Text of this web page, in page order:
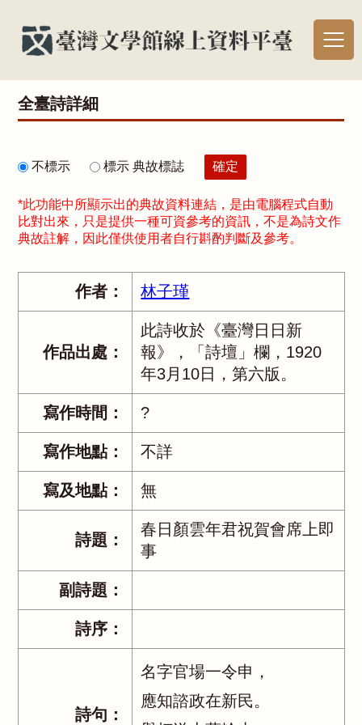
全臺詩詳細
不標示 標示 典故標誌
*此功能中所顯示出的典故資料連結，是由電腦程式自動
比對出來，只是提供一種可資參考的資訊，不是為詩文作
典故註解，因此僅供使用者自行斟酌判斷及參考。
作者： 林子瑾
作品出處：
此詩收於《臺灣日日新
報》，「詩壇」欄，1920
年3月10日，第六版。
寫作時間： ?
寫作地點： 不詳
寫及地點： 無
詩題：
春日顏雲年君祝賀會席上即
事
副詩題：
詩序：
詩句：
名字官場一令申，
應知諮政在新民。